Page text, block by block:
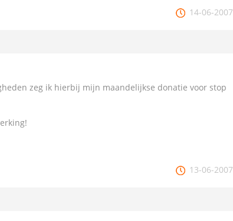
14-06-2007
zeg ik hierbij mijn maandelijkse donatie voor stop
13-06-2007